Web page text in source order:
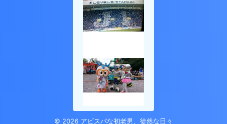
© 2026 アビスパな初老男、徒然な日々